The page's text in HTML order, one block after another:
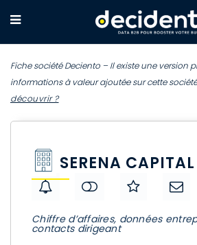
Fiche société Deciento – Il existe une version
informations à valeur ajoutée sur cette
découvrir ?
SERENA CAPITAL
Chiffre d’affaires, données
contacts dirigeant